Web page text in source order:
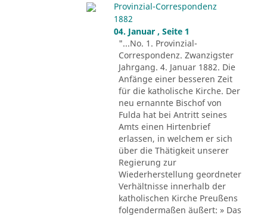
Provinzial-Correspondenz
1882
04. Januar , Seite 1
"...No. 1. Provinzial-
Correspondenz. Zwanzigster
Jahrgang. 4. Januar 1882. Die
Anfänge einer besseren Zeit
für die katholische Kirche. Der
neu ernannte Bischof von
Fulda hat bei Antritt seines
Amts einen Hirtenbrief
erlassen, in welchem er sich
über die Thätigkeit unserer
Regierung zur
Wiederherstellung geordneter
Verhältnisse innerhalb der
katholischen Kirche Preußens
folgendermaßen äußert: » Das